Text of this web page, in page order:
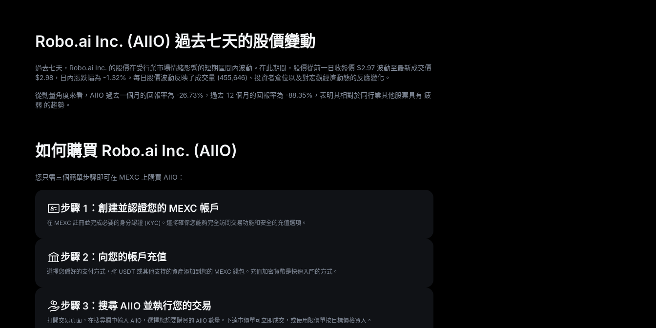
Robo.ai Inc. (AIIO) 過去七天的股價變動
過去七天，Robo.ai Inc. 的股價在受行業市場情緒影響的短期區間內波動。在此期間，股價從前一日收盤價 $2.97 波動至最新成交價
$2.98 ，日內漲跌幅為 -1.32% 。每日股價波動反映了成交量 (455,646)、投資者倉位以及對宏觀經濟動態的反應變化。
從動量角度來看，AIIO 過去一個月的回報率為 -26.73% ，過去 12 個月的回報率為 -88.35% ，表明其相對於同行業其他股票具有 疲
弱 的趨勢。
如何購買 Robo.ai Inc. (AIIO)
您只需三個簡單步驟即可在 MEXC 上購買 AIIO：
步驟 1：創建並認證您的 MEXC 帳戶
在 MEXC 註冊並完成必要的身分認證 (KYC)。這將確保您能夠完全訪問交易功能和安全的充值選項。
步驟 2：向您的帳戶充值
選擇您偏好的支付方式，將 USDT 或其他支持的資產添加到您的 MEXC 錢包。充值加密貨幣是快速入門的方式。
步驟 3：搜尋 AIIO 並執行您的交易
打開交易頁面，在搜尋欄中輸入 AIIO，選擇您想要購買的 AIIO 數量。下達市價單可立即成交，或使用限價單按目標價格買入。